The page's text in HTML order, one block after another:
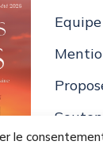
le
Equipe